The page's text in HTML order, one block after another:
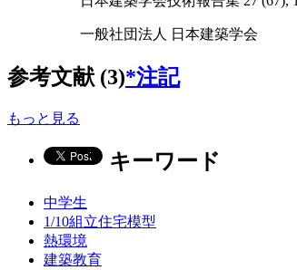
一般社団法人 日本建築学会
参考文献 (3)*注記
もっと見る
キーワード
中学生
1/10組立住宅模型
熱環境
建築教育